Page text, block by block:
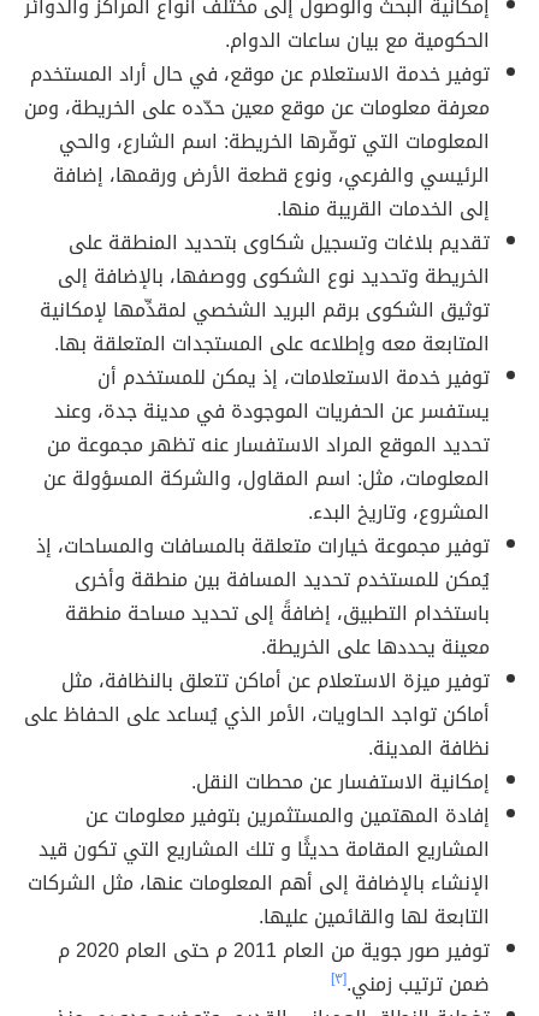
الحكومية مع بيان ساعات الدوام.
توفير خدمة الاستعلام عن موقع، في حال أراد المستخدم
معرفة معلومات عن موقع معين حدّده على الخريطة، ومن
المعلومات التي توفّرها الخريطة: اسم الشارع، والحي
الرئيسي والفرعي، ونوع قطعة الأرض ورقمها، إضافة
إلى الخدمات القريبة منها.
تقديم بلاغات وتسجيل شكاوى بتحديد المنطقة على
الخريطة وتحديد نوع الشكوى ووصفها، بالإضافة إلى
توثيق الشكوى برقم البريد الشخصي لمقدِّمها لإمكانية
المتابعة معه وإطلاعه على المستجدات المتعلقة بها.
توفير خدمة الاستعلامات، إذ يمكن للمستخدم أن
يستفسر عن الحفريات الموجودة في مدينة جدة، وعند
تحديد الموقع المراد الاستفسار عنه تظهر مجموعة من
المعلومات، مثل: اسم المقاول، والشركة المسؤولة عن
المشروع، وتاريخ البدء.
توفير مجموعة خيارات متعلقة بالمسافات والمساحات، إذ
يُمكن للمستخدم تحديد المسافة بين منطقة وأخرى
باستخدام التطبيق، إضافةً إلى تحديد مساحة منطقة
معينة يحددها على الخريطة.
توفير ميزة الاستعلام عن أماكن تتعلق بالنظافة، مثل
أماكن تواجد الحاويات، الأمر الذي يُساعد على الحفاظ على
نظافة المدينة.
إمكانية الاستفسار عن محطات النقل.
إفادة المهتمين والمستثمرين بتوفير معلومات عن
المشاريع المقامة حديثًا و تلك المشاريع التي تكون قيد
الإنشاء بالإضافة إلى أهم المعلومات عنها، مثل الشركات
التابعة لها والقائمين عليها.
توفير صور جوية من العام 2011 م حتى العام 2020 م
ضمن ترتيب زمني.[٣]